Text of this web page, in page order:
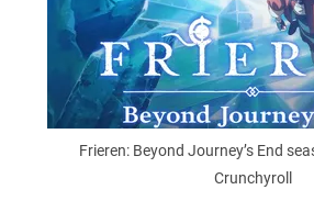
Frieren: Beyond Journey’s End
Crunchyroll